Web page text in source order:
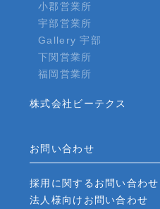
小郡営業所
宇部営業所
Gallery 宇部
下関営業所
福岡営業所
株式会社ビーテクス
お問い合わせ
採用に関するお問い合わせ
法人様向けお問い合わせ